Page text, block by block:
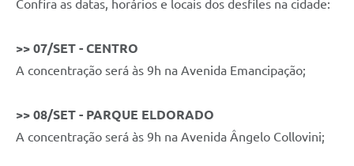
Confira as datas, horários e locais dos desfiles na cidade:
>> 07/SET - CENTRO
A concentração será às 9h na Avenida Emancipação;
>> 08/SET - PARQUE ELDORADO
A concentração será às 9h na Avenida Ângelo Collovini;